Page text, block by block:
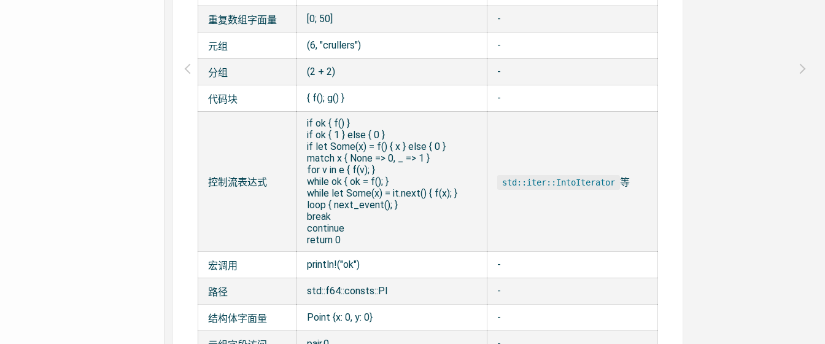
重复数组字面量 [0; 50] -
元组 (6, "crullers") -
分组 (2 + 2) -
代码块 { f(); g() } -
控制流表达式
if ok { f() }
if ok { 1 } else { 0 }
if let Some(x) = f() { x } else { 0 }
match x { None => 0, _ => 1 }
for v in e { f(v); }
while ok { ok = f(); }
while let Some(x) = it.next() { f(x); }
loop { next_event(); }
break
continue
return 0
std::iter::IntoIterator 等
宏调用 println!("ok") -
路径 std::f64::consts::PI -
结构体字面量 Point {x: 0, y: 0} -